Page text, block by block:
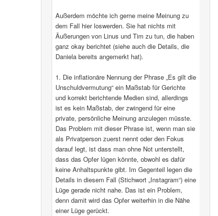
Außerdem möchte ich gerne meine Meinung zu
dem Fall hier loswerden. Sie hat nichts mit
Äußerungen von Linus und Tim zu tun, die haben
ganz okay berichtet (siehe auch die Details, die
Daniela bereits angemerkt hat).
1. Die inflationäre Nennung der Phrase „Es gilt die
Unschuldvermutung“ ein Maßstab für Gerichte
und korrekt berichtende Medien sind, allerdings
ist es kein Maßstab, der zwingend für eine
private, persönliche Meinung anzulegen müsste.
Das Problem mit dieser Phrase ist, wenn man sie
als Privatperson zuerst nennt oder den Fokus
darauf legt, ist dass man ohne Not unterstellt,
dass das Opfer lügen könnte, obwohl es dafür
keine Anhaltspunkte gibt. Im Gegenteil legen die
Details in diesem Fall (Stichwort „Instagram“) eine
Lüge gerade nicht nahe. Das ist ein Problem,
denn damit wird das Opfer weiterhin in die Nähe
einer Lüge gerückt.